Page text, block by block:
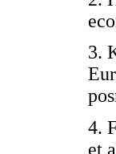
3.
4.
et